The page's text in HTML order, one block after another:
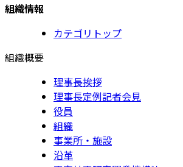
組織情報
カテゴリトップ
組織概要
理事長挨拶
理事長定例記者会見
役員
組織
事業所・施設
沿革